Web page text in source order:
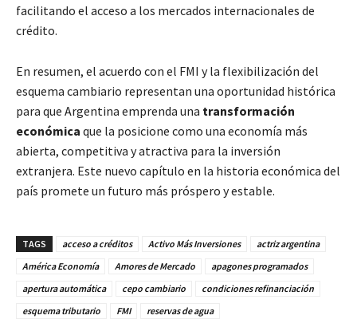
facilitando el acceso a los mercados internacionales de
crédito.
En resumen, el acuerdo con el FMI y la flexibilización del
esquema cambiario representan una oportunidad histórica
para que Argentina emprenda una transformación
económica que la posicione como una economía más
abierta, competitiva y atractiva para la inversión
extranjera. Este nuevo capítulo en la historia económica del
país promete un futuro más próspero y estable.
TAGS acceso a créditos Activo Más Inversiones
actriz argentina
América Economía
Amores de Mercado
apagones programados
apertura automática
cepo cambiario
condiciones refinanciación
esquema tributario
FMI reservas de agua